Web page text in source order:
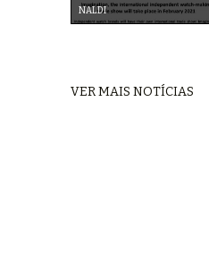
NALDI
VER MAIS NOTÍCIAS